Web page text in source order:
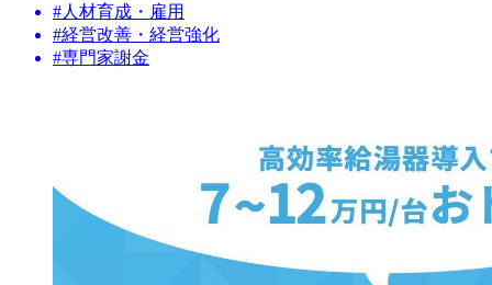
#人材育成・雇用
#経営改善・経営強化
#専門家謝金